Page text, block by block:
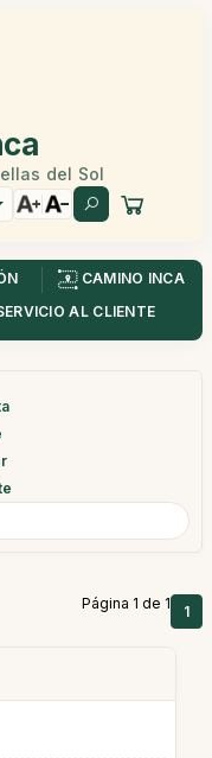
del Sol
CAMINO INCA
AL CLIENTE
Página 1 de 1 1